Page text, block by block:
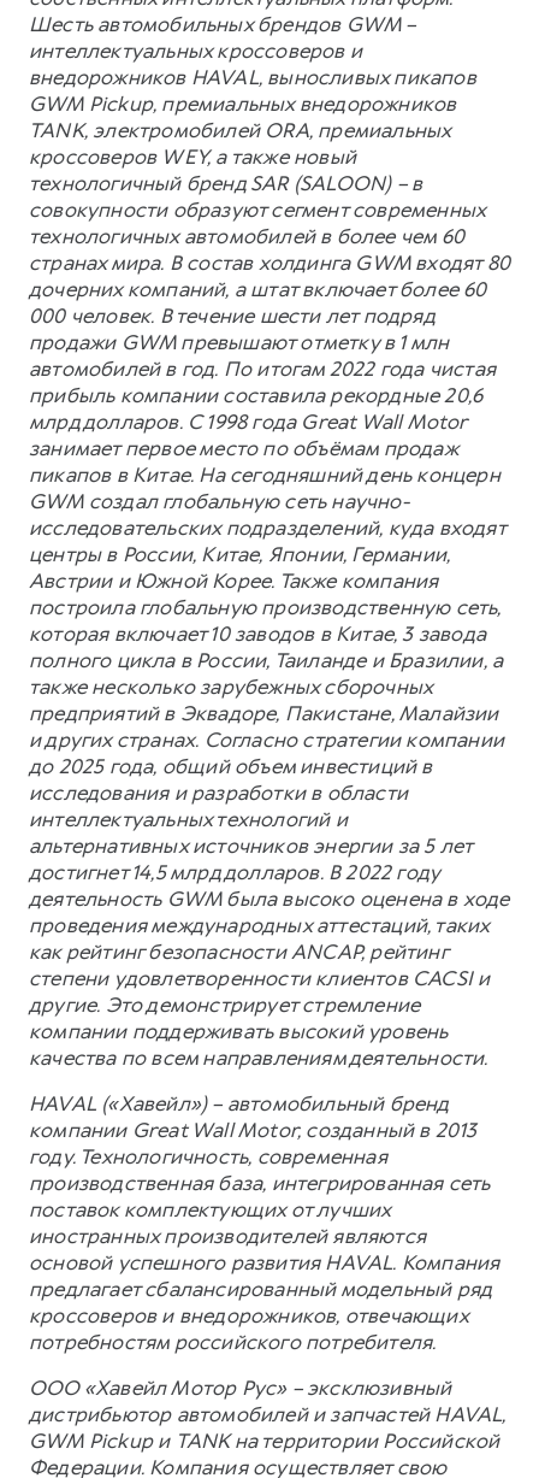
Шесть автомобильных брендов GWM –
интеллектуальных кроссоверов и
внедорожников HAVAL, выносливых пикапов
GWM Pickup, премиальных внедорожников
TANK, электромобилей ORA, премиальных
кроссоверов WEY, а также новый
технологичный бренд SAR (SALOON) – в
совокупности образуют сегмент современных
технологичных автомобилей в более чем 60
странах мира. В состав холдинга GWM входят 80
дочерних компаний, а штат включает более 60
000 человек. В течение шести лет подряд
продажи GWM превышают отметку в 1 млн
автомобилей в год. По итогам 2022 года чистая
прибыль компании составила рекордные 20,6
млрд долларов. С 1998 года Great Wall Motor
занимает первое место по объёмам продаж
пикапов в Китае. На сегодняшний день концерн
GWM создал глобальную сеть научно-
исследовательских подразделений, куда входят
центры в России, Китае, Японии, Германии,
Австрии и Южной Корее. Также компания
построила глобальную производственную сеть,
которая включает 10 заводов в Китае, 3 завода
полного цикла в России, Таиланде и Бразилии, а
также несколько зарубежных сборочных
предприятий в Эквадоре, Пакистане, Малайзии
и других странах. Согласно стратегии компании
до 2025 года, общий объем инвестиций в
исследования и разработки в области
интеллектуальных технологий и
альтернативных источников энергии за 5 лет
достигнет 14,5 млрд долларов. В 2022 году
деятельность GWM была высоко оценена в ходе
проведения международных аттестаций, таких
как рейтинг безопасности ANCAP, рейтинг
степени удовлетворенности клиентов CACSI и
другие. Это демонстрирует стремление
компании поддерживать высокий уровень
качества по всем направлениям деятельности.
HAVAL («Хавейл») – автомобильный бренд
компании Great Wall Motor, созданный в 2013
году. Технологичность, современная
производственная база, интегрированная сеть
поставок комплектующих от лучших
иностранных производителей являются
основой успешного развития HAVAL. Компания
предлагает сбалансированный модельный ряд
кроссоверов и внедорожников, отвечающих
потребностям российского потребителя.
ООО «Хавейл Мотор Рус» – эксклюзивный
дистрибьютор автомобилей и запчастей HAVAL,
GWM Pickup и TANK на территории Российской
Федерации. Компания осуществляет свою